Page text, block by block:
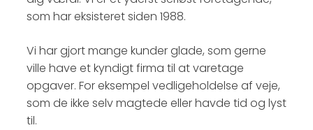
som har eksisteret siden 1988. ​
Vi har gjort mange kunder glade, som gerne
ville have et kyndigt firma til at varetage
opgaver. For eksempel vedligeholdelse af veje,
som de ikke selv magtede eller havde tid og lyst
til.